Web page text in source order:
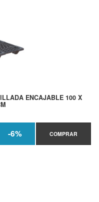
ENCAJABLE 100 X
-6% COMPRAR